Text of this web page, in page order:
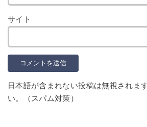
サイト
日本語が含まれない投稿は無視されま
い。（スパム対策）